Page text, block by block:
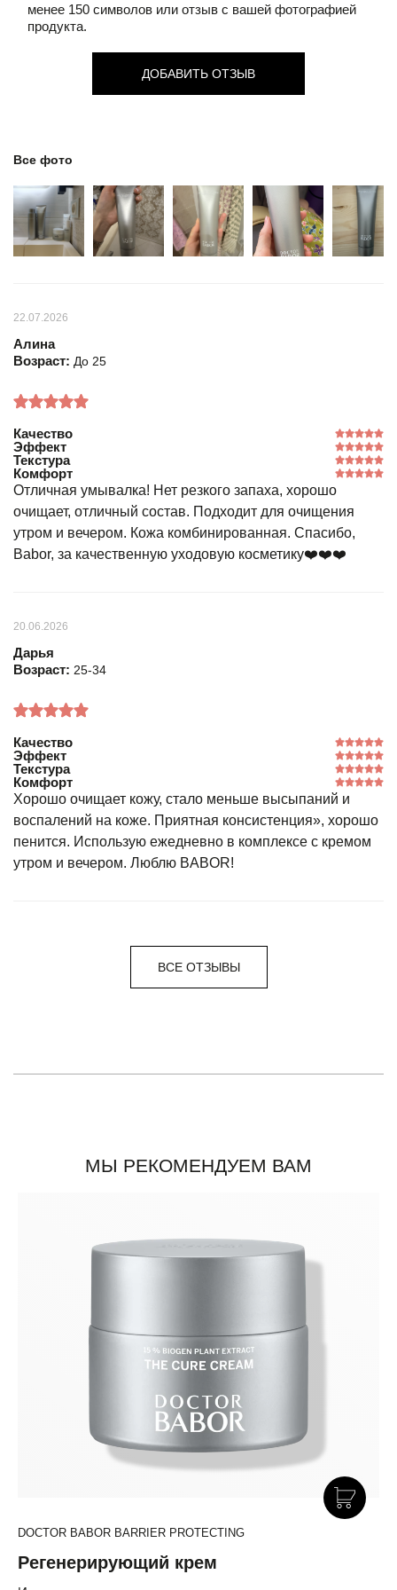
менее 150 символов или отзыв с вашей фотографией
продукта.
ДОБАВИТЬ ОТЗЫВ
Все фото
22.07.2026
Алина
Возраст: До 25
Качество
Эффект
Текстура
Комфорт
Отличная умывалка! Нет резкого запаха, хорошо
очищает, отличный состав. Подходит для очищения
утром и вечером. Кожа комбинированная. Спасибо,
Babor, за качественную уходовую косметику❤️❤️❤️
20.06.2026
Дарья
Возраст: 25-34
Качество
Эффект
Текстура
Комфорт
Хорошо очищает кожу, стало меньше высыпаний и
воспалений на коже. Приятная консистенция», хорошо
пенится. Использую ежедневно в комплексе с кремом
утром и вечером. Люблю BABOR!
ВСЕ ОТЗЫВЫ
МЫ РЕКОМЕНДУЕМ ВАМ
DOCTOR BABOR BARRIER PROTECTING
Регенерирующий крем